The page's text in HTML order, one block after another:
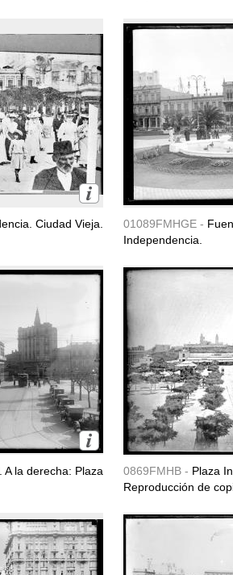
Ciudad Vieja.
01089FMHGE -
Independencia.
A la derecha: Plaza
0869FMHB - Plaza
Reproducción de